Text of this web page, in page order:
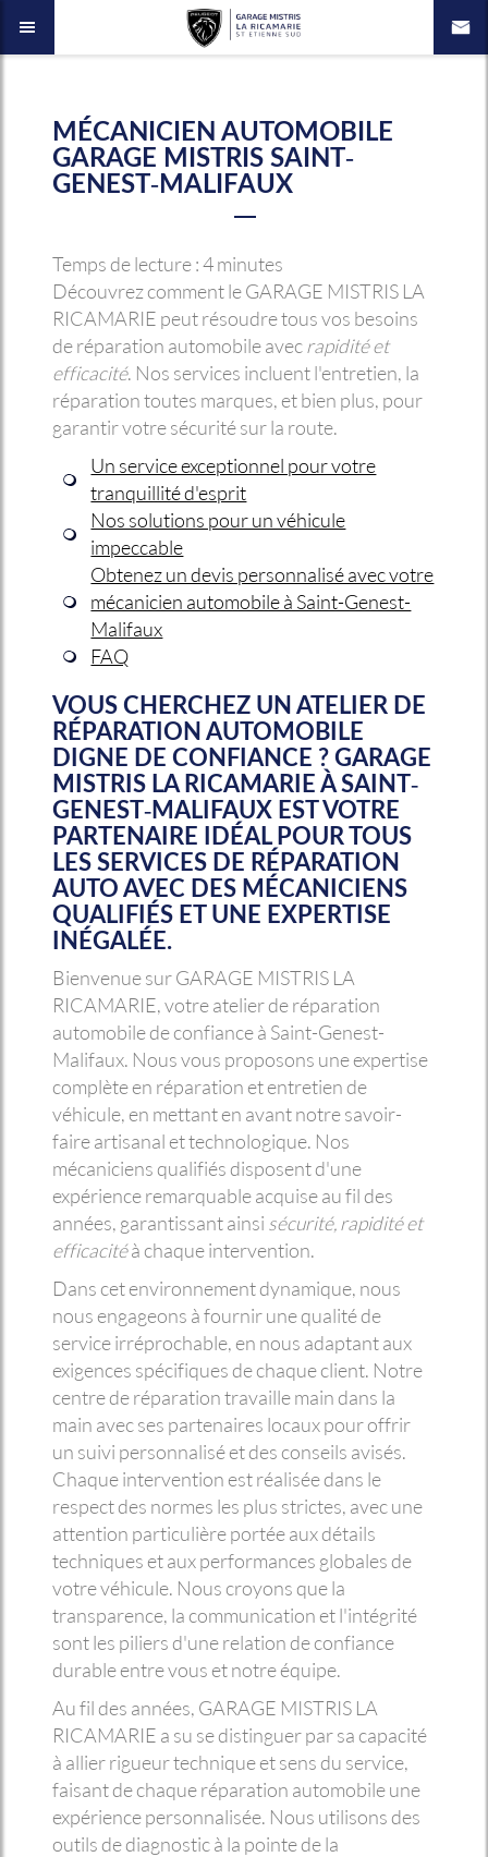
MÉCANICIEN AUTOMOBILE
GARAGE MISTRIS SAINT-
GENEST-MALIFAUX
Temps de lecture : 4 minutes
Découvrez comment le GARAGE MISTRIS LA
RICAMARIE peut résoudre tous vos besoins
de réparation automobile avecrapidité et
efficacité. Nos services incluent l'entretien, la
réparation toutes marques, et bien plus, pour
garantir votre sécurité sur la route.
Un service exceptionnel pour votre
tranquillité d'esprit
Nos solutions pour un véhicule
impeccable
Obtenez un devis personnalisé avec votre
mécanicien automobile à Saint-Genest-
Malifaux
FAQ
VOUS CHERCHEZ UN ATELIER DE
RÉPARATION AUTOMOBILE
DIGNE DE CONFIANCE ? GARAGE
MISTRIS LA RICAMARIE À SAINT-
GENEST-MALIFAUX EST VOTRE
PARTENAIRE IDÉAL POUR TOUS
LES SERVICES DE RÉPARATION
AUTO AVEC DES MÉCANICIENS
QUALIFIÉS ET UNE EXPERTISE
INÉGALÉE.
Bienvenue sur GARAGE MISTRIS LA
RICAMARIE, votre atelier de réparation
automobile de confiance à Saint-Genest-
Malifaux. Nous vous proposons une expertise
complète en réparation et entretien de
véhicule, en mettant en avant notre savoir-
faire artisanal et technologique. Nos
mécaniciens qualifiés disposent d'une
expérience remarquable acquise au fil des
années, garantissant ainsi sécurité, rapidité et
efficacitéà chaque intervention.
Dans cet environnement dynamique, nous
nous engageons à fournir une qualité de
service irréprochable, en nous adaptant aux
exigences spécifiques de chaque client. Notre
centre de réparation travaille main dans la
main avec ses partenaires locaux pour offrir
un suivi personnalisé et des conseils avisés.
Chaque intervention est réalisée dans le
respect des normes les plus strictes, avec une
attention particulière portée aux détails
techniques et aux performances globales de
votre véhicule. Nous croyons que la
transparence, la communication et l'intégrité
sont les piliers d'une relation de confiance
durable entre vous et notre équipe.
Au fil des années, GARAGE MISTRIS LA
RICAMARIE a su se distinguer par sa capacité
à allier rigueur technique et sens du service,
faisant de chaque réparation automobile une
expérience personnalisée. Nous utilisons des
outils de diagnostic à la pointe de la